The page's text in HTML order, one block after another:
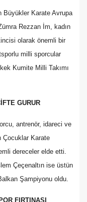
Büyükler Karate Avrupa
Rezzan İm, kadın
olarak önemli bir
milli sporcular
Kumite Milli Takımı
GURUR
antrenör, idareci ve
Çocuklar Karate
dereceler elde etti.
Çeçenaltın ise üstün
Şampiyonu oldu.
FIRTINASI